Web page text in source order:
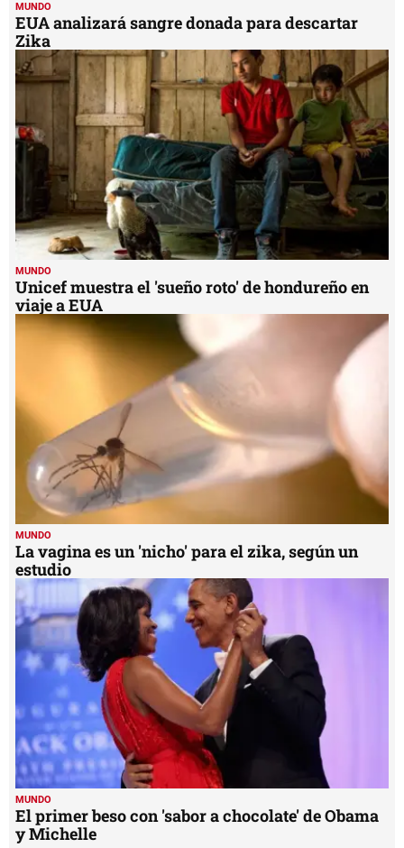
MUNDO
EUA analizará sangre donada para descartar
Zika
MUNDO
Unicef muestra el 'sueño roto' de hondureño en
viaje a EUA
MUNDO
La vagina es un 'nicho' para el zika, según un
estudio
MUNDO
El primer beso con 'sabor a chocolate' de Obama
y Michelle